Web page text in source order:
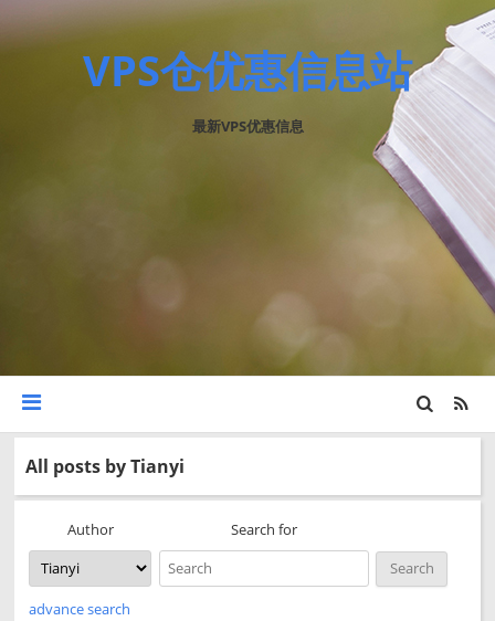
VPS仓优惠信息站
最新VPS优惠信息
All posts byTianyi
Author Search for
advance search